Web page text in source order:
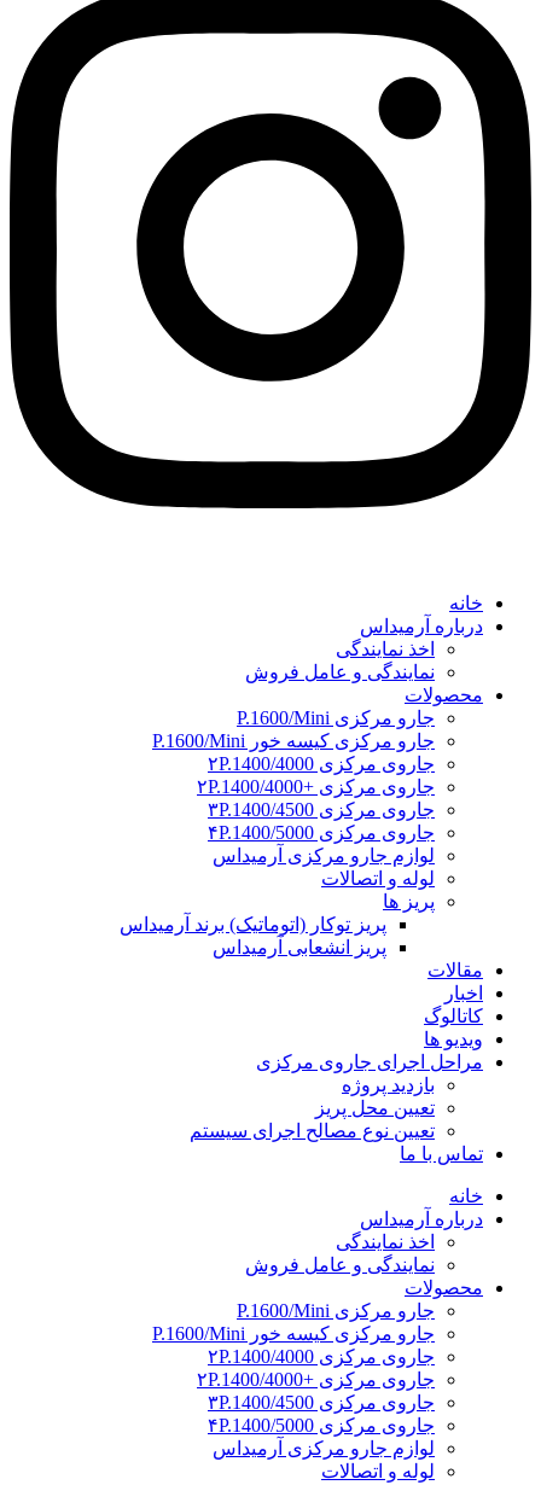
خانه
درباره آرمیداس
اخذ نمایندگی
نمایندگی و عامل فروش
محصولات
جارو مرکزی P.1600/Mini
جارو مرکزی کیسه خور P.1600/Mini
جاروی مرکزی ۲P.1400/4000
جاروی مرکزی +۲P.1400/4000
جاروی مرکزی ۳P.1400/4500
جاروی مرکزی ۴P.1400/5000
لوازم جارو مرکزی آرمیداس
لوله و اتصالات
پریز ها
پریز توکار (اتوماتیک) برند آرمیداس
پریز انشعابی آرمیداس
مقالات
اخبار
کاتالوگ
ویدیو ها
مراحل اجرای جاروی مرکزی
بازدید پروژه
تعیین محل پریز
تعیین نوع مصالح اجرای سیستم
تماس با ما
خانه
درباره آرمیداس
اخذ نمایندگی
نمایندگی و عامل فروش
محصولات
جارو مرکزی P.1600/Mini
جارو مرکزی کیسه خور P.1600/Mini
جاروی مرکزی ۲P.1400/4000
جاروی مرکزی +۲P.1400/4000
جاروی مرکزی ۳P.1400/4500
جاروی مرکزی ۴P.1400/5000
لوازم جارو مرکزی آرمیداس
لوله و اتصالات